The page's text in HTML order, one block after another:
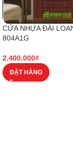
CỬA NHỰA ĐÀI
804A1G
2.400.000₫
ĐẶT HÀNG